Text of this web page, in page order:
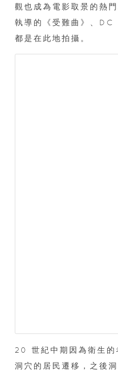
觀也成為電影取景的熱
執導的《受難曲》、DC
都是在此地拍攝。
20 世紀中期因為衛生的
洞穴的居民遷移，之後